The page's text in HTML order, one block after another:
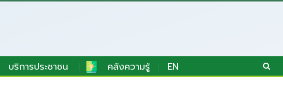
บริการประชาชน คลังความรู้ EN